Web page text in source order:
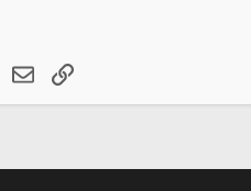
WhatsApp
EmailLink